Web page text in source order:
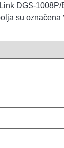
DGS-1008P/
su označena